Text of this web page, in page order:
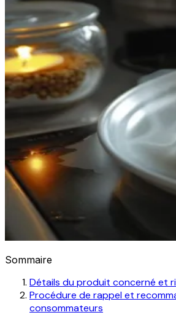
Sommaire
Détails du produit concerné et
Procédure de rappel et
consommateurs